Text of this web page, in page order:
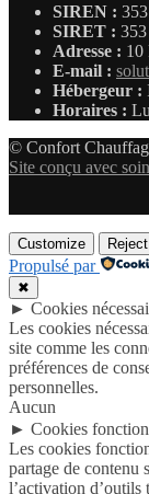
SIREN :
SIRET :
Adresse : 10
E-mail :
Hébergeur :
Horaires :
© Confort
Site conçu avec
Customize Reject
Propulsé par
✖
► Cookies
Les cookies
site comme les
préférences de
personnelles.
Aucun
► Cookies
Les cookies
partage de contenu
l’activation d’outils